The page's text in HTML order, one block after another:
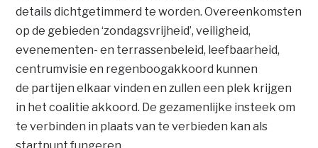
details dichtgetimmerd te worden. Overeenkomsten
op de gebieden ‘zondagsvrijheid’, veiligheid,
evenementen- en terrassenbeleid, leefbaarheid,
centrumvisie en regenboogakkoord kunnen
de partijen elkaar vinden en zullen een plek krijgen
in het coalitie akkoord. De gezamenlijke insteek om
te verbinden in plaats van te verbieden kan als